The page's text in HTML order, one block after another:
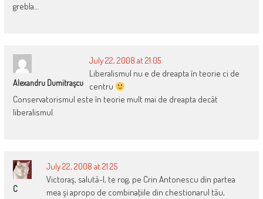
grebla…
Alexandru Dumitraşcu
July 22, 2008 at 21:05
Liberalismul nu e de dreapta în teorie ci de
centru
Conservatorismul este în teorie mult mai de dreapta decât
liberalismul.
C
July 22, 2008 at 21:25
Victoraş, salută-l, te rog, pe Crin Antonescu din partea
mea şi apropo de combinaţiile din chestionarul tău,